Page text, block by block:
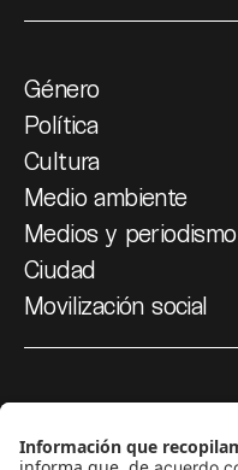
Género
Política
Cultura
Medio ambiente
Medios y periodismo
Ciudad
Movilización social
Podcasts